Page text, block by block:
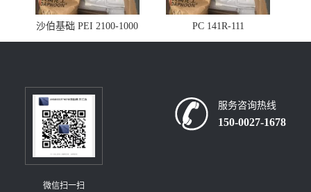
沙伯基础 PEI 2100-1000 PC 141R-111
微信扫一扫
服务咨询热线
150-0027-1678